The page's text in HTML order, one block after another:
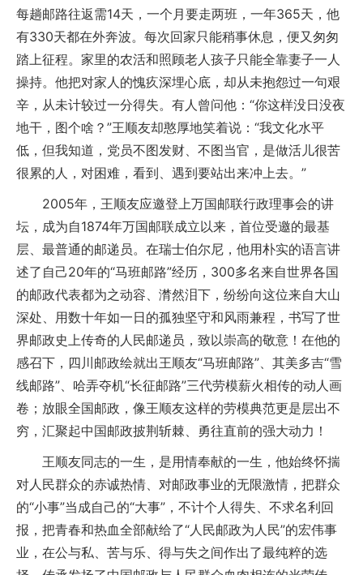
每趟邮路往返需14天，一个月要走两班，一年365天，他
有330天都在外奔波。每次回家只能稍事休息，便又匆匆
踏上征程。家里的农活和照顾老人孩子只能全靠妻子一人
操持。他把对家人的愧疚深埋心底，却从未抱怨过一句艰
辛，从未计较过一分得失。有人曾问他：“你这样没日没夜
地干，图个啥？”王顺友却憨厚地笑着说：“我文化水平
低，但我知道，党员不图发财、不图当官，是做活儿很苦
很累的人，对困难，看到、遇到要站出来冲上去。”
2005年，王顺友应邀登上万国邮联行政理事会的讲
坛，成为自1874年万国邮联成立以来，首位受邀的最基
层、最普通的邮递员。在瑞士伯尔尼，他用朴实的语言讲
述了自己20年的“马班邮路”经历，300多名来自世界各国
的邮政代表都为之动容、潸然泪下，纷纷向这位来自大山
深处、用数十年如一日的孤独坚守和风雨兼程，书写了世
界邮政史上传奇的人民邮递员，致以崇高的敬意！在他的
感召下，四川邮政绘就出王顺友“马班邮路”、其美多吉“雪
线邮路”、哈弄夺机“长征邮路”三代劳模薪火相传的动人画
卷；放眼全国邮政，像王顺友这样的劳模典范更是层出不
穷，汇聚起中国邮政披荆斩棘、勇往直前的强大动力！
王顺友同志的一生，是用情奉献的一生，他始终怀揣
对人民群众的赤诚热情、对邮政事业的无限激情，把群众
的“小事”当成自己的“大事”，不计个人得失、不求名利回
报，把青春和热血全部献给了“人民邮政为人民”的宏伟事
业，在公与私、苦与乐、得与失之间作出了最纯粹的选